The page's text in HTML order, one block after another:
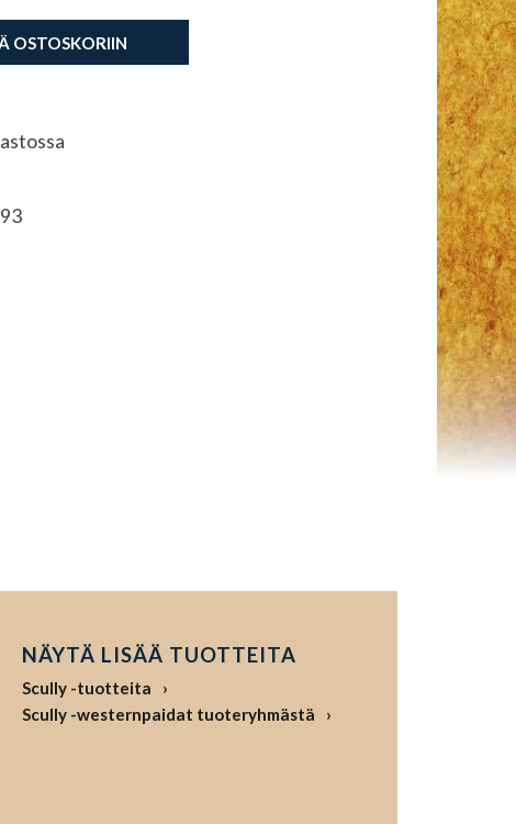
OSTOSKORIIN
NÄYTÄ LISÄÄ TUOTTEITA
Scully -tuotteita
Scully -westernpaidat tuoteryhmästä